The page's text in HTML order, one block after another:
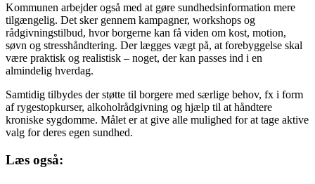
Kommunen arbejder også med at gøre sundhedsinformation mere
tilgængelig. Det sker gennem kampagner, workshops og
rådgivningstilbud, hvor borgerne kan få viden om kost, motion,
søvn og stresshåndtering. Der lægges vægt på, at forebyggelse skal
være praktisk og realistisk – noget, der kan passes ind i en
almindelig hverdag.
Samtidig tilbydes der støtte til borgere med særlige behov, fx i form
af rygestopkurser, alkoholrådgivning og hjælp til at håndtere
kroniske sygdomme. Målet er at give alle mulighed for at tage aktive
valg for deres egen sundhed.
Læs også: